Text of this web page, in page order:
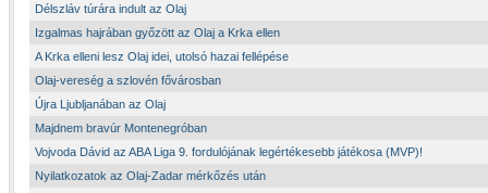
Délszláv túrára indult az Olaj
Izgalmas hajrában győzött az Olaj a Krka ellen
A Krka elleni lesz Olaj idei, utolsó hazai fellépése
Olaj-vereség a szlovén fővárosban
Újra Ljubljanában az Olaj
Majdnem bravúr Montenegróban
Vojvoda Dávid az ABA Liga 9. fordulójának legértékesebb játékosa (MVP)!
Nyilatkozatok az Olaj-Zadar mérkőzés után